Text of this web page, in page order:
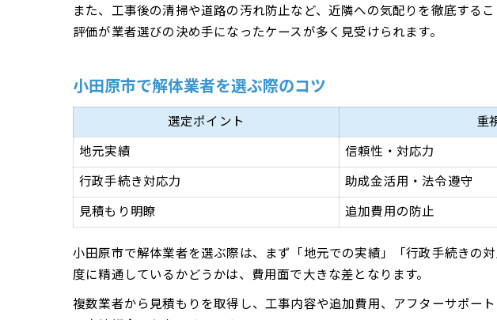
また、工事後の清掃や道路の汚れ防止など、近隣への気配りを徹底する
評価が業者選びの決め手になったケースが多く見受けられます。
小田原市で解体業者を選ぶ際のコツ
選定ポイント 重
地元実績
信頼性・対応力
行政手続き対応力
助成金活用・法令遵守
見積もり明瞭
追加費用の防止
小田原市で解体業者を選ぶ際は、まず「地元での実績」「行政手続きの
度に精通しているかどうかは、費用面で大きな差となります。
複数業者から見積もりを取得し、工事内容や追加費用、アフターサポー